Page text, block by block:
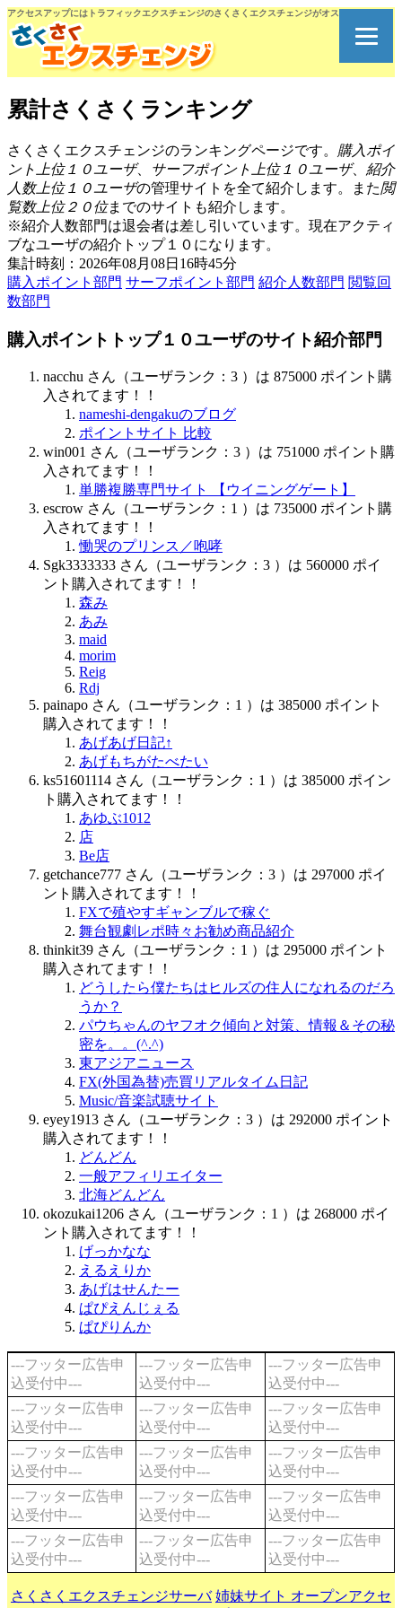
アクセスアップにはトラフィックエクスチェンジのさくさくエクスチェンジがオススメです。
累計さくさくランキング
さくさくエクスチェンジのランキングページです。 購入ポイ
ント上位１０ユーザ、 サーフポイント上位１０ユーザ、 紹介
人数上位１０ユーザの管理サイトを全て紹介します。また閲
覧数上位２０位までのサイトも紹介します。
※紹介人数部門は退会者は差し引いています。現在アクティ
ブなユーザの紹介トップ１０になります。
集計時刻：2026年08月08日16時45分
購入ポイント部門 サーフポイント部門 紹介人数部門 閲覧回
数部門
購入ポイントトップ１０ユーザのサイト紹介部門
nacchu さん（ユーザランク：3 ）は 875000 ポイント購
入されてます！！
nameshi-dengakuのブログ
ポイントサイト 比較
win001 さん（ユーザランク：3 ）は 751000 ポイント購
入されてます！！
単勝複勝専門サイト 【ウイニングゲート】
escrow さん（ユーザランク：1 ）は 735000 ポイント購
入されてます！！
慟哭のプリンス／咆哮
Sgk3333333 さん（ユーザランク：3 ）は 560000 ポイ
ント購入されてます！！
森み
あみ
maid
morim
Reig
Rdj
painapo さん（ユーザランク：1 ）は 385000 ポイント
購入されてます！！
あげあげ日記↑
あげもちがたべたい
ks51601114 さん（ユーザランク：1 ）は 385000 ポイン
ト購入されてます！！
あゆぶ1012
店
Be店
getchance777 さん（ユーザランク：3 ）は 297000 ポイ
ント購入されてます！！
FXで殖やすギャンブルで稼ぐ
舞台観劇レポ時々お勧め商品紹介
thinkit39 さん（ユーザランク：1 ）は 295000 ポイント
購入されてます！！
どうしたら僕たちはヒルズの住人になれるのだろ
うか？
パウちゃんのヤフオク傾向と対策、情報＆その秘
密を。。(^.^)
東アジアニュース
FX(外国為替)売買リアルタイム日記
Music/音楽試聴サイト
eyey1913 さん（ユーザランク：3 ）は 292000 ポイント
購入されてます！！
どんどん
一般アフィリエイター
北海どんどん
okozukai1206 さん（ユーザランク：1 ）は 268000 ポイ
ント購入されてます！！
げっかなな
えるえりか
あげはせんたー
ぱぴえんじぇる
ぱぴりんか
---フッター広告申
込受付中---
---フッター広告申
込受付中---
---フッター広告申
込受付中---
---フッター広告申
込受付中---
---フッター広告申
込受付中---
---フッター広告申
込受付中---
---フッター広告申
込受付中---
---フッター広告申
込受付中---
---フッター広告申
込受付中---
---フッター広告申
込受付中---
---フッター広告申
込受付中---
---フッター広告申
込受付中---
---フッター広告申
込受付中---
---フッター広告申
込受付中---
---フッター広告申
込受付中---
さくさくエクスチェンジサーバ 姉妹サイト オープンアクセ